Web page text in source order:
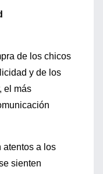
de los chicos
y de los
el más
atentos a los
sienten